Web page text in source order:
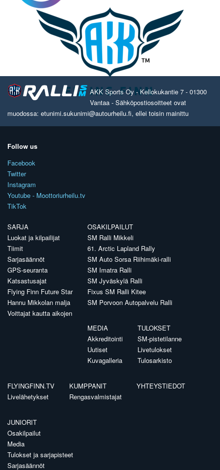
AKK Sports Oy - Kellokukantie 7 - 01300
Vantaa - Sähköpostiosoitteet ovat
muodossa: etunimi.sukunimi@autourheilu.fi, ellei toisin mainittu
Follow us
Facebook
Twitter
Instagram
Youtube - Moottoriurheilu.tv
TikTok
SARJA
Luokat ja kilpailijat
Tiimit
Sarjasäännöt
GPS-seuranta
Katsastusajat
Flying Finn Future Star
Hannu Mikkolan malja
Voittajat kautta aikojen
OSAKILPAILUT
SM Ralli Mikkeli
61. Arctic Lapland Rally
SM Auto Sorsa Riihimäki-ralli
SM Imatra Ralli
SM Jyväskylä Ralli
Fixus SM Ralli Kitee
SM Porvoon Autopalvelu Ralli
MEDIA
Akkreditointi
Uutiset
Kuvagalleria
TULOKSET
SM-pistetilanne
Livetulokset
Tulosarkisto
FLYINGFINN.TV
Livelähetykset
KUMPPANIT
Rengasvalmistajat
YHTEYSTIEDOT
JUNIORIT
Osakilpailut
Media
Tulokset ja sarjapisteet
Sarjasäännöt